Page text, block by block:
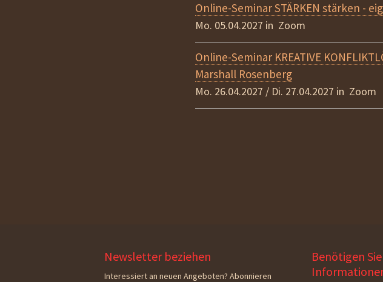
Online-Seminar STÄRKEN stärken -
Mo. 05.04.2027 in Zoom
Online-Seminar KREATIVE
Marshall Rosenberg
Mo. 26.04.2027 / Di. 27.04.2027 in Zoom
Newsletter beziehen
Interessiert an neuen Angeboten? Abonnieren
Benötigen